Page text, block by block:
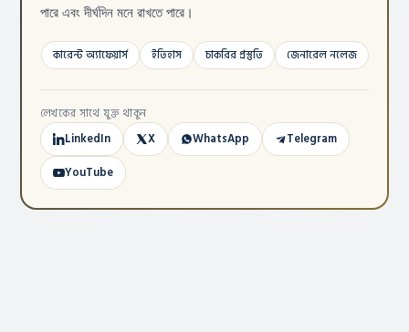
পারে এবং দীর্ঘদিন মনে রাখতে পারে।
কারেন্ট অ্যাফেয়ার্স ইতিহাস চাকরির প্রস্তুতি জেনারেল নলেজ
লেখকের সাথে যুক্ত থাকুন
LinkedIn X WhatsApp
Telegram
YouTube